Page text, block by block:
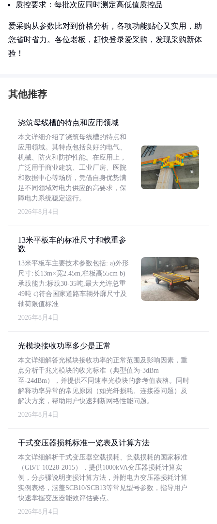
质控要求：每批次应同时测定高低值质控品
爱采购从参数比对到价格分析，各项功能贴心又实用，助
您省时省力。各位老板，赶快登录爱采购，发现采购新体
验！
其他推荐
浇筑母线槽的特点和应用领域
本文详细介绍了浇筑母线槽的特点和
应用领域。其特点包括良好的电气、
机械、防火和防护性能。在应用上，
广泛用于商业建筑、工业厂房、医院
和数据中心等场所，凭借自身优势满
足不同领域对电力供应的高要求，保
障电力系统稳定运行。
2026年8月4日
13米平板车的标准尺寸和载重参
数
13米平板车主要技术参数包括: a)外形
尺寸:长13m×宽2.45m,栏板高55cm b)
承载能力:标载30-35吨,最大允许总重
49吨 c)符合国家道路车辆外廓尺寸及
轴荷限值标准
2026年8月4日
光模块接收功率多少是正常
本文详细解答光模块接收功率的正常范围及影响因素，重
点分析千兆光模块的收光标准（典型值为-3dBm
至-24dBm），并提供不同速率光模块的参考值表格。同时
解释功率异常的常见原因（如光纤损耗、连接器问题）及
解决方案，帮助用户快速判断网络性能问题。
2026年8月4日
干式变压器损耗标准一览表及计算方法
本文详细解析干式变压器空载损耗、负载损耗的国家标准
（GB/T 10228-2015），提供1000kVA变压器损耗计算实
例，分步骤说明变损计算方法，并附电力变压器损耗计算
实例表格，涵盖SCB10/SCB13等常见型号参数，指导用户
快速掌握变压器能效评估要点。
2026年8月4日